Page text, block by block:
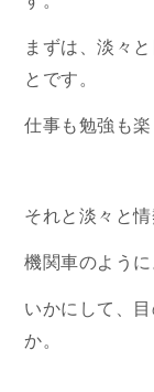
まずは、淡々
とです。
仕事も勉強も楽
それと淡々と
機関車のように
いかにして、
か。